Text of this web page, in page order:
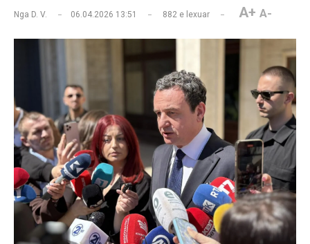
Nga D. V. 06.04.2026 13:51 882 e lexuar A+ A-